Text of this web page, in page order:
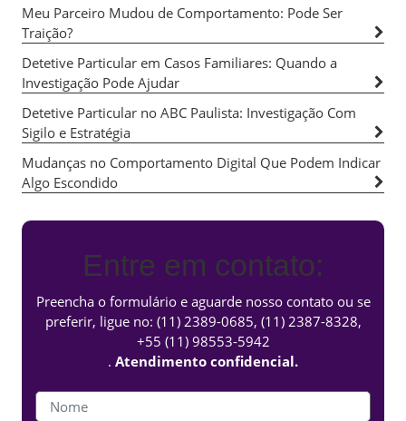
Meu Parceiro Mudou de Comportamento: Pode Ser
Traição?
Detetive Particular em Casos Familiares: Quando a
Investigação Pode Ajudar
Detetive Particular no ABC Paulista: Investigação Com
Sigilo e Estratégia
Mudanças no Comportamento Digital Que Podem Indicar
Algo Escondido
Entre em contato:
Preencha o formulário e aguarde nosso contato ou se
preferir, ligue no: (11) 2389-0685, (11) 2387-8328,
+55 (11) 98553-5942
. Atendimento confidencial.